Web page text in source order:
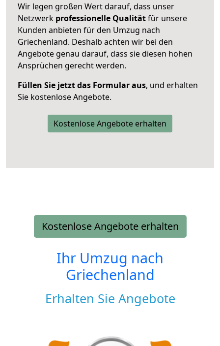
Wir legen großen Wert darauf, dass unser
Netzwerk professionelle Qualitätfür unsere
Kunden anbieten für den Umzug nach
Griechenland. Deshalb achten wir bei den
Angebote genau darauf, dass sie diesen hohen
Ansprüchen gerecht werden.
Füllen Sie jetzt das Formular aus, und erhalten
Sie kostenlose Angebote.
Kostenlose Angebote erhalten
Kostenlose Angebote erhalten
Ihr Umzug nach
Griechenland
Erhalten Sie Angebote